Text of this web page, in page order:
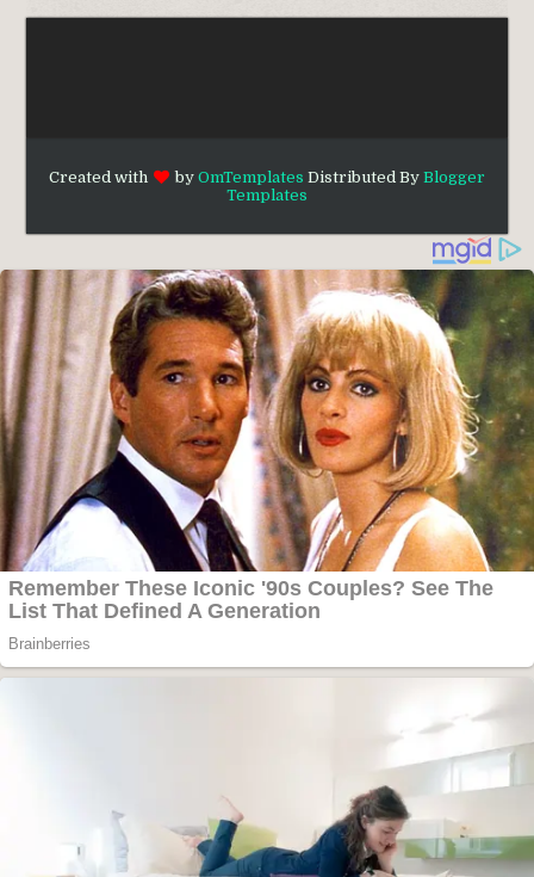
Created with by OmTemplates Distributed By Blogger
Templates